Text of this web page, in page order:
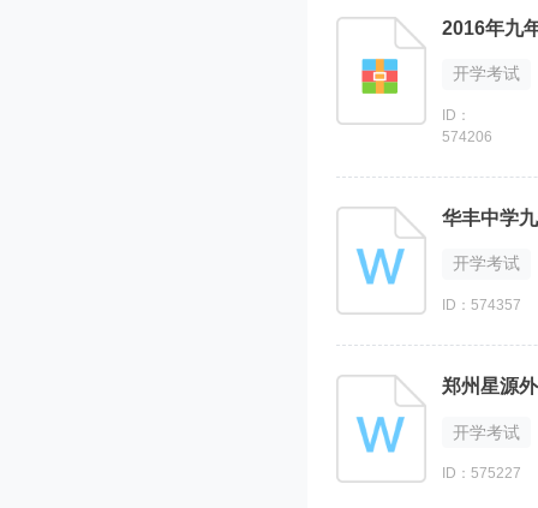
2016年九
开学考试
ID：
574206
华丰中学
开学考试
ID：574357
郑州星源
开学考试
ID：575227